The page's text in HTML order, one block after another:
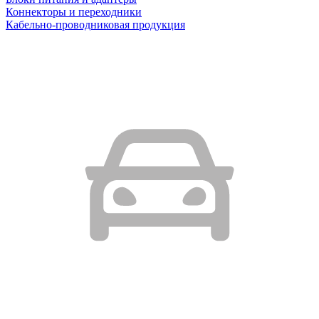
Коннекторы и переходники
Кабельно-проводниковая продукция